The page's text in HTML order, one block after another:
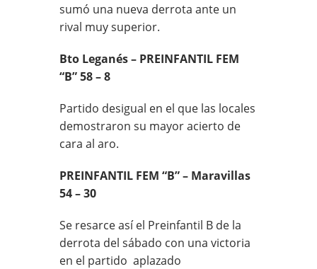
sumó una nueva derrota ante un
rival muy superior.
Bto Leganés – PREINFANTIL FEM
“B” 58 – 8
Partido desigual en el que las locales
demostraron su mayor acierto de
cara al aro.
PREINFANTIL FEM “B” – Maravillas
54 – 30
Se resarce así el Preinfantil B de la
derrota del sábado con una victoria
en el partido aplazado